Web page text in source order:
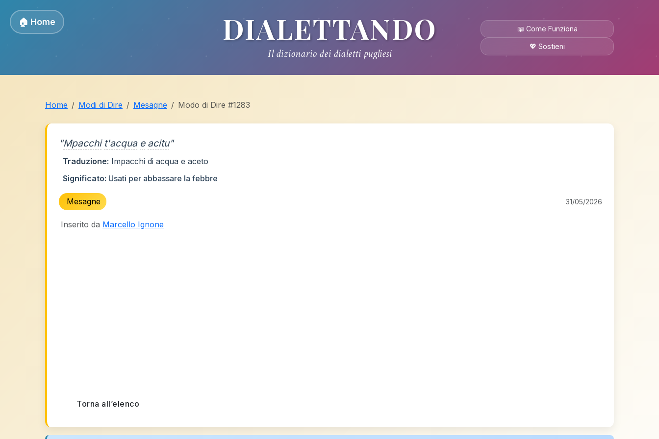
🏠 Home DIALETTANDO
Il dizionario dei dialetti pugliesi
📖 Come Funziona
💖 Sostieni
Home Modi di Dire Mesagne Modo di Dire #1283
"Mpacchi t'acqua e acitu"
Traduzione: Impacchi di acqua e aceto
Significato: Usati per abbassare la febbre
Mesagne 31/05/2026
Inserito da Marcello Ignone
Torna all’elenco